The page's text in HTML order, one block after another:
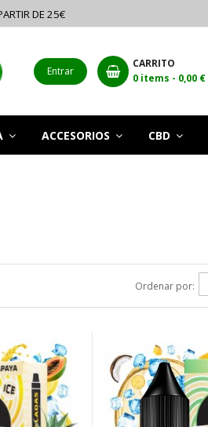
DE 25€
Entrar
CARRITO
0 items - 0,00 €
ACCESORIOS CBD
Ordenar por: